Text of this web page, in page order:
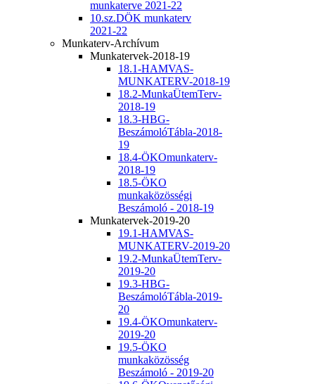
munkaterve 2021-22
10.sz.DÖK munkaterv
2021-22
Munkaterv-Archívum
Munkatervek-2018-19
18.1-HAMVAS-
MUNKATERV-2018-19
18.2-MunkaÜtemTerv-
2018-19
18.3-HBG-
BeszámolóTábla-2018-
19
18.4-ÖKOmunkaterv-
2018-19
18.5-ÖKO
munkaközösségi
Beszámoló - 2018-19
Munkatervek-2019-20
19.1-HAMVAS-
MUNKATERV-2019-20
19.2-MunkaÜtemTerv-
2019-20
19.3-HBG-
BeszámolóTábla-2019-
20
19.4-ÖKOmunkaterv-
2019-20
19.5-ÖKO
munkaközösség
Beszámoló - 2019-20